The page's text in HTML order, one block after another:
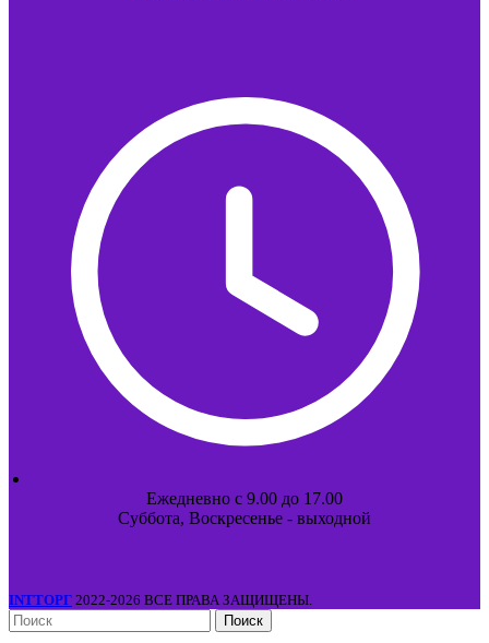
Ежедневно с 9.00 до 17.00
Суббота, Воскресенье - выходной
INTТОРГ 2022-2026 ВСЕ ПРАВА ЗАЩИЩЕНЫ.
Поиск